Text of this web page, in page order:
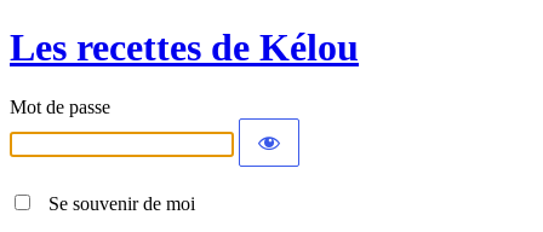
Les recettes de Kélou
Mot de passe
Se souvenir de moi